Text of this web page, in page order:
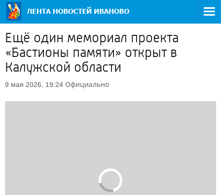
Ещё один мемориал проекта
«Бастионы памяти» открыт в
Калужской области
9 мая 2026, 19:24 Официально